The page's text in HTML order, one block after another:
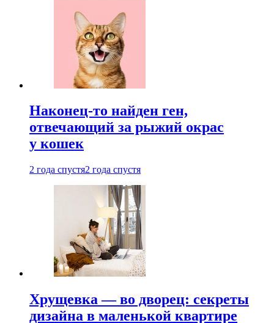
Наконец-то найден ген,
отвечающий за рыжий окрас
у кошек
2 года спустя2 года спустя
Хрущевка — во дворец: секреты
дизайна в маленькой квартире